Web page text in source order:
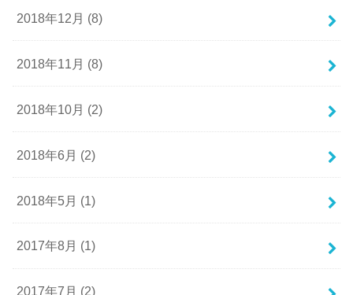
2018年12月 (8)
2018年11月 (8)
2018年10月 (2)
2018年6月 (2)
2018年5月 (1)
2017年8月 (1)
2017年7月 (2)